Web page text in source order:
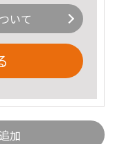
いて
加